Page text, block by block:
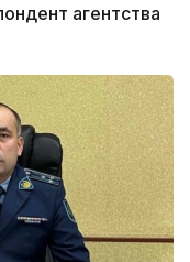
агентства